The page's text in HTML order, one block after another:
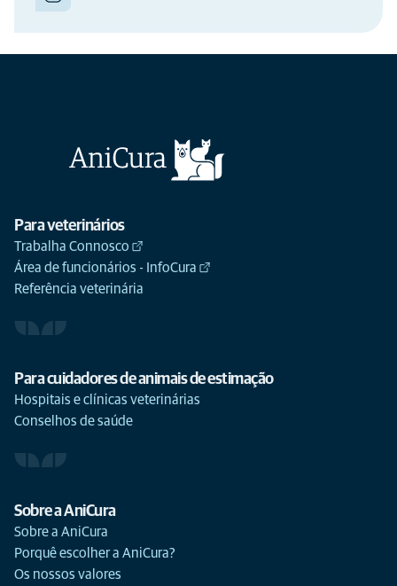
Para veterinários
Trabalha Connosco
Área de funcionários - InfoCura
Referência veterinária
Para cuidadores de animais de estimação
Hospitais e clínicas veterinárias
Conselhos de saúde
Sobre a AniCura
Sobre a AniCura
Porquê escolher a AniCura?
Os nossos valores